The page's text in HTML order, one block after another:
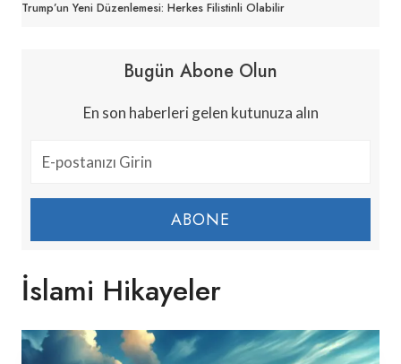
Trump’un Yeni Düzenlemesi: Herkes Filistinli Olabilir
Bugün Abone Olun
En son haberleri gelen kutunuza alın
ABONE
İslami Hikayeler